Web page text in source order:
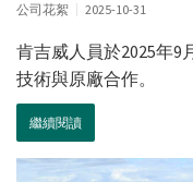
公司花絮 2025-10-31
肯吉威人員於2025年9
技術與原廠合作。
繼續閱讀